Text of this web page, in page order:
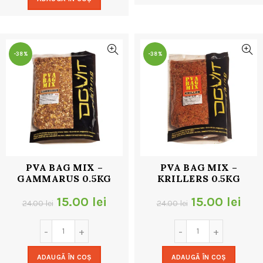
fost:
-38%
PVA BAG MIX –
GAMMARUS 0.5KG
24.00lei Prețul
inițial
a
15.00 lei
ADAUGĂ ÎN COȘ
-38%
PVA BAG MIX –
KRILLERS 0.5KG
24.00lei Prețul
inițial
a
15.00 lei
ADAUGĂ ÎN COȘ